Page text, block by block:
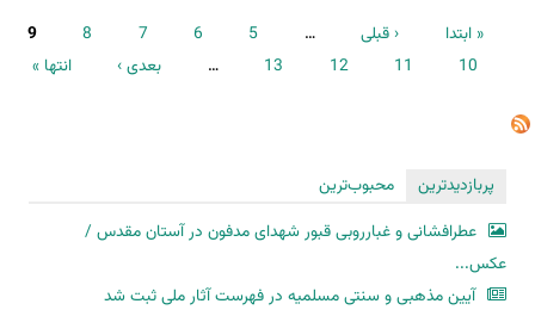
صفحه‌ها« ابتدا ‹ قبلی …
5
6
7
8
9
10
11
12
13
… بعدی › انتها »
پربازدیدترین
محبوب‌ترین
عطرافشانی و غبارروبی قبور شهدای مدفون در آستان مقدس /
عکس...
آیین مذهبی و سنتی مسلمیه در فهرست آثار ملی ثبت شد